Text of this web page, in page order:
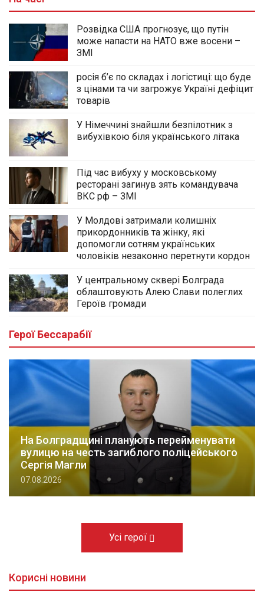
Розвідка США прогнозує, що путін
може напасти на НАТО вже восени –
ЗМІ
росія б’є по складах і логістиці: що буде
з цінами та чи загрожує Україні дефіцит
товарів
У Німеччині знайшли безпілотник з
вибухівкою біля українського літака
Під час вибуху у московському
ресторані загинув зять командувача
ВКС рф – ЗМІ
У Молдові затримали колишніх
прикордонників та жінку, які
допомогли сотням українських
чоловіків незаконно перетнути кордон
У центральному сквері Болграда
облаштовують Алею Слави полеглих
Героїв громади
Герої Бессарабії
На Болградщині планують перейменувати
вулицю на честь загиблого поліцейського
Сергія Магли
07.08.2026
Усі герої
Корисні новини